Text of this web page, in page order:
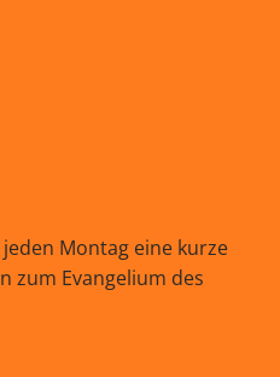
Montag eine kurze
zum Evangelium des